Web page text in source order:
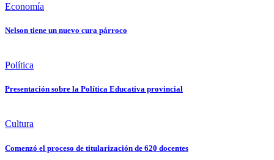
Economía
Nelson tiene un nuevo cura párroco
Política
Presentación sobre la Política Educativa provincial
Cultura
Comenzó el proceso de titularización de 620 docentes